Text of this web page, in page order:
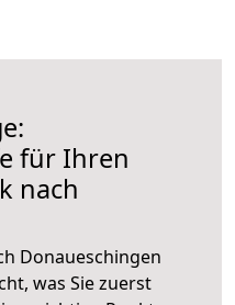
für Ihren
nach
Donaueschingen
was Sie zuerst